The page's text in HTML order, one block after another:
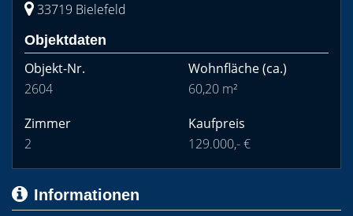
33719 Bielefeld
Objektdaten
Objekt-Nr.
2604
Wohnfläche(ca.)
60,20 m²
Zimmer
2
Kaufpreis
129.000,- €
Informationen